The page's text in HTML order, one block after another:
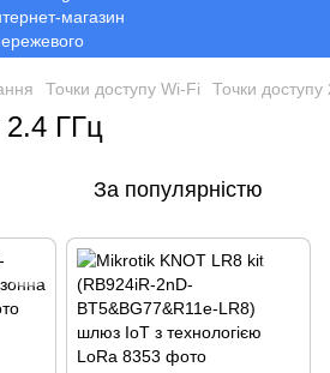
Точки доступу Wi-Fi Точки
2.4 ГГц
За популярністю